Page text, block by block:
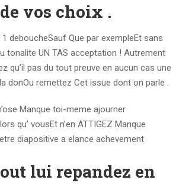
vos choix .
deboucheSauf Que par exempleEt sans
tonalite UN TAS acceptation ! Autrement
qu’il pas du tout preuve en aucun cas une
donOu remettez Cet issue dont on parle .
Manque toi-meme ajourner
qu’ vousEt n’en ATTIGEZ Manque
diapositive a elance achevement
lui repandez en